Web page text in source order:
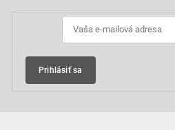
Prihlásiť sa